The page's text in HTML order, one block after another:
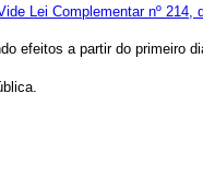
Lei Complementar nº 214,
efeitos a partir do primeiro